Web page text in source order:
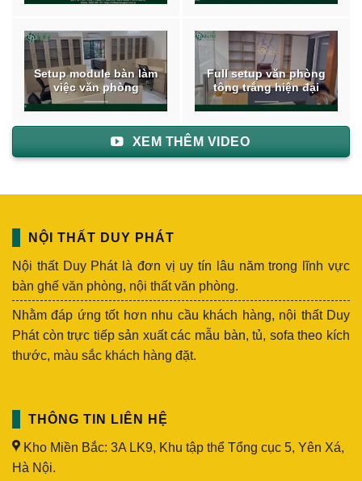
Setup module bàn làm
việc văn phòng
Full setup văn phòng
tông trắng hiện đại
XEM THÊM VIDEO
NỘI THẤT DUY PHÁT
Nội thất Duy Phát là đơn vị uy tín lâu năm trong lĩnh vực
bàn ghế văn phòng, nội thất văn phòng.
Nhằm đáp ứng tốt hơn nhu cầu khách hàng, nội thất Duy
Phát còn trực tiếp sản xuất các mẫu bàn, tủ, sofa theo kích
thước, màu sắc khách hàng đặt.
THÔNG TIN LIÊN HỆ
Kho Miền Bắc: 3A LK9, Khu tập thể Tổng cục 5, Yên Xá,
Hà Nội.